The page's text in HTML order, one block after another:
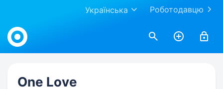
Роботодавцю
Українська
Work.ua
One Love